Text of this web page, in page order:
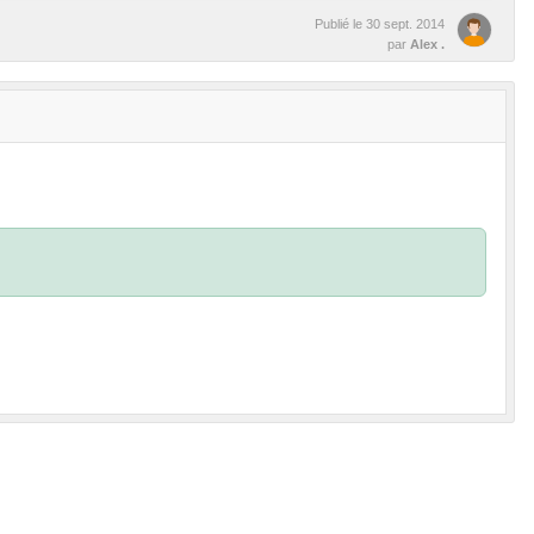
Publié le 30 sept. 2014
par Alex .